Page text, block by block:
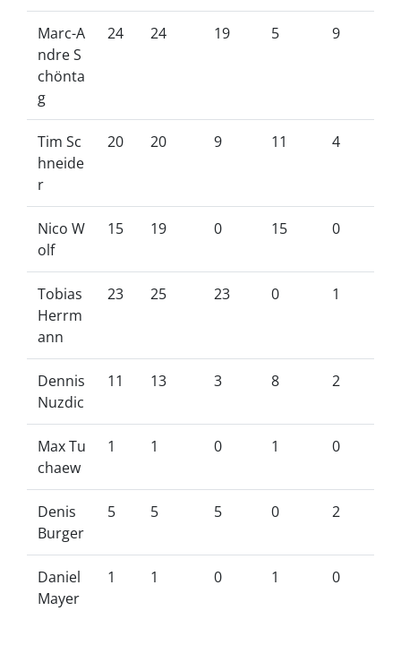
Marc-A
ndre S
chönta
g
24 24 19 5 9
Tim Sc
hneide
r
20 20 9 11 4
Nico W
olf
15 19 0 15 0
Tobias
Herrm
ann
23 25 23 0 1
Dennis
Nuzdic
11 13 3 8 2
Max Tu
chaew
1 1 0 1 0
Denis
Burger
5 5 5 0 2
Daniel
Mayer
1 1 0 1 0